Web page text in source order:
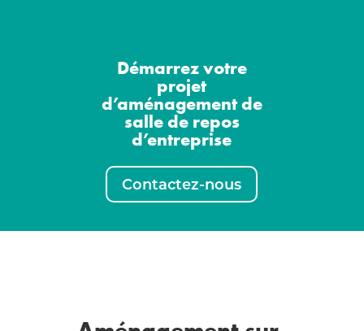
Démarrez votre
projet
d’aménagement de
salle de repos
d’entreprise
Contactez-nous